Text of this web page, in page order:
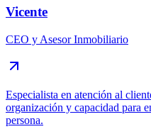
Vicente
CEO y Asesor Inmobiliario
Especialista en atención al
organización y capacidad para
persona.